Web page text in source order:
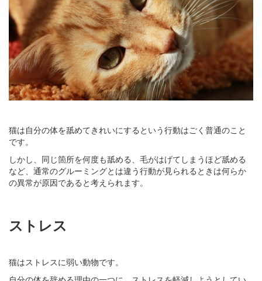
猫は自分の体を舐めてきれいにするという行動はごく普通のこと
です。
しかし、同じ箇所を何度も舐める、毛がはげてしまうほど舐める
など、通常のグルーミングとは違う行動が見られるときは何らか
の異常が原因であると考えられます。
ストレス
猫はストレスに弱い動物です。